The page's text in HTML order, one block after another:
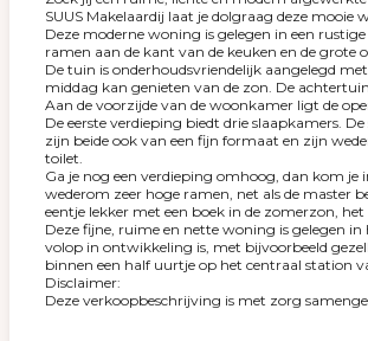
SUUS Makelaardij laat je dolgraag deze
Deze moderne woning is gelegen in een
ramen aan de kant van de keuken en de grote
De tuin is onderhoudsvriendelijk aangelegd
middag kan genieten van de zon. De
Aan de voorzijde van de woonkamer ligt de
De eerste verdieping biedt drie slaapkamers.
zijn beide ook van een fijn formaat en zijn
toilet.
Ga je nog een verdieping omhoog, dan kom je
wederom zeer hoge ramen, net als de master
eentje lekker met een boek in de zomerzon,
Deze fijne, ruime en nette woning is gelegen
volop in ontwikkeling is, met bijvoorbeeld
binnen een half uurtje op het centraal station
Disclaimer:
Deze verkoopbeschrijving is met zorg